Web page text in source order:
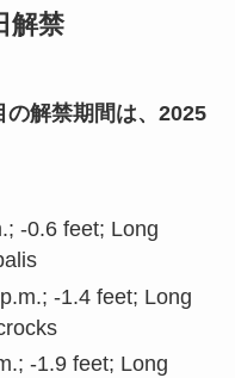
解禁
解禁期間は、2025
-0.6 feet; Long
-1.4 feet; Long
-1.9 feet; Long